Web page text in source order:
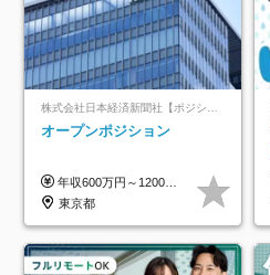
オープンポジション
年収600万円～1200万円 ※上記年収は、想定年収です。住居費補助、子手当などの各種手当を含む金額です。 ※経験・能力等を考慮の上、当社規定により決定します。
東京都